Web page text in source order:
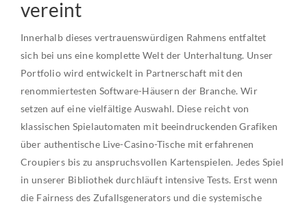
vereint
Innerhalb dieses vertrauenswürdigen Rahmens entfaltet
sich bei uns eine komplette Welt der Unterhaltung. Unser
Portfolio wird entwickelt in Partnerschaft mit den
renommiertesten Software-Häusern der Branche. Wir
setzen auf eine vielfältige Auswahl. Diese reicht von
klassischen Spielautomaten mit beeindruckenden Grafiken
über authentische Live-Casino-Tische mit erfahrenen
Croupiers bis zu anspruchsvollen Kartenspielen. Jedes Spiel
in unserer Bibliothek durchläuft intensive Tests. Erst wenn
die Fairness des Zufallsgenerators und die systemische